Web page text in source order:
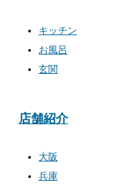
キッチン
お風呂
玄関
店舗紹介
大阪
兵庫